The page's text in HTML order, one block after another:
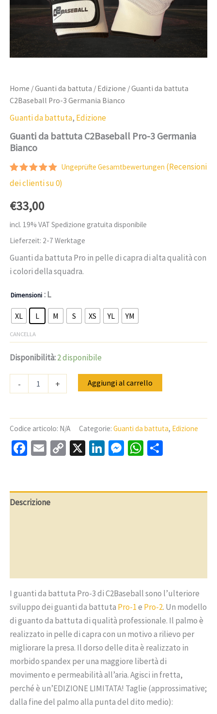
Home /Guanti da battuta / Edizione / Guanti da battuta
C2Baseball Pro-3 Germania Bianco
Guanti da battuta, Edizione
Guanti da battuta C2Baseball Pro-3 Germania
Bianco
Valutato
5.00su 5
alle
1
recensioni
dei clienti
Ungeprüfte Gesamtbewertungen (Recensioni
dei clienti su0)
€33,00
incl. 19% VAT Spedizione gratuita disponibile
Lieferzeit: 2-7 Werktage
Guanti da battuta Pro in pelle di capra di alta qualità con
i colori della squadra.
Dimensioni : L
XL L M S XS YL YM
CANCELLA
Disponibilità:2 disponibile
-
Guanti
C2Baseball
Pro-
Germania
Bianco
+ Aggiungi al carrello
Codice articolo: N/A Categorie: Guanti da battuta, Edizione
Facebook
EmailCopy
X LinkedIn
Messenger
WhatsApp
Descrizione
I guanti da battuta Pro-3 di C2Baseball sono l’ulteriore
sviluppo dei guanti da battuta Pro-1e Pro-2. Un modello
di guanto da battuta di qualità professionale. Il palmo è
realizzato in pelle di capra con un motivo a rilievo per
migliorare la presa. Il dorso delle dita è realizzato in
morbido spandex per una maggiore libertà di
movimento e permeabilità all’aria. Agisci in fretta,
perché è un’EDIZIONE LIMITATA! Taglie (approssimative;
dalla fine del palmo alla punta del dito medio):